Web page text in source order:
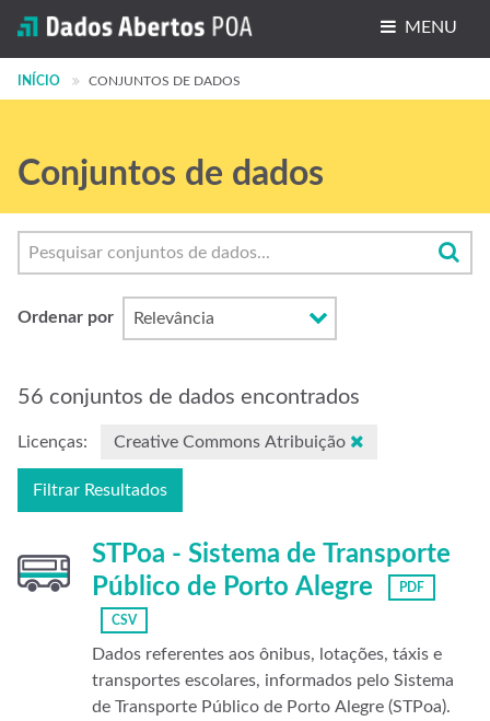
MENU
Conjuntos de dados
Grupos
Sobre
INÍCIO CONJUNTOS DE DADOS
Conjuntos de dados
Ordenar por
56 conjuntos de dados encontrados
Licenças: Creative Commons Atribuição
Filtrar Resultados
STPoa - Sistema de Transporte
Público de Porto Alegre
PDF
CSV
Dados referentes aos ônibus, lotações, táxis e
transportes escolares, informados pelo Sistema
de Transporte Público de Porto Alegre (STPoa).